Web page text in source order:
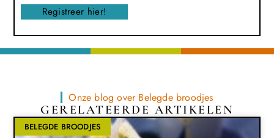
Registreer hier!
Onze blog over Belegde broodjes
GERELATEERDE ARTIKELEN
BELEGDE BROODJES